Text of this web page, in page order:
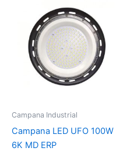
Campana Industrial
Campana LED UFO 100W
6K MD ERP